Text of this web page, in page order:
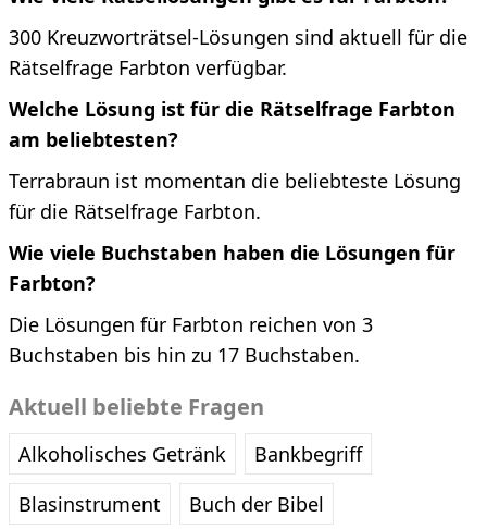
300 Kreuzworträtsel-Lösungen sind aktuell für die
Rätselfrage Farbton verfügbar.
Welche Lösung ist für die Rätselfrage Farbton
am beliebtesten?
Terrabraun ist momentan die beliebteste Lösung
für die Rätselfrage Farbton.
Wie viele Buchstaben haben die Lösungen für
Farbton?
Die Lösungen für Farbton reichen von 3
Buchstaben bis hin zu 17 Buchstaben.
Aktuell beliebte Fragen
Alkoholisches Getränk
Bankbegriff
Blasinstrument
Buch der Bibel